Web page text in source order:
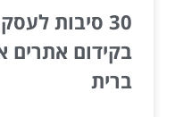
30 סיבות
ברית